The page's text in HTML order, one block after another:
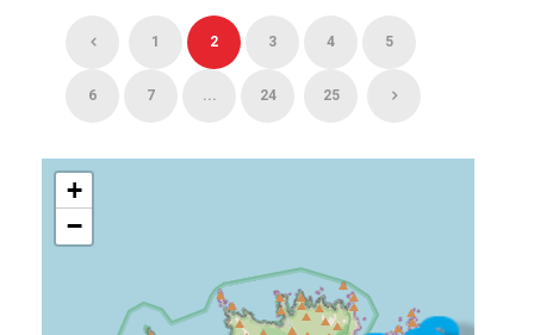
1 2 3 4 5
6 7 ... 24 25
+
−